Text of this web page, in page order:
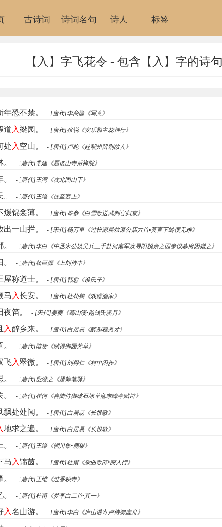
古诗词 诗词名句 诗人 标签
【入】字飞花令 - 包含【入】字的诗句
年恐不禁。 - [唐代]李商隐《写意》
道 入梁园。 - [唐代]张说《安乐郡主花烛行》
处 入 空山。 - [唐代]卢纶《赴虢州留别故人》
- [唐代]常建《题破山寺后禅院》
。 - [唐代]王湾《次北固山下》
- [唐代]王维《使至塞上》
锦衾薄。 - [唐代]岑参《白雪歌送武判官归京》
一山拦。 - [宋代]杨万里《过松源晨炊漆公店六首▪莫言下岭便无难》
- [唐代]李白《中丞宋公以吴兵三千赴河南军次寻阳脱余之囚参谋幕府因赠之》
- [唐代]杨巨源《上刘侍中》
屋称道士。 - [唐代]韩愈《谁氏子》
马 入长安。 - [唐代]杜荀鹤《戏赠渔家》
夜笛。 - [宋代]姜夔《蓦山溪•题钱氏溪月》
入醉乡来。 - [唐代]白居易《醉别程秀才》
- [唐代]陆贽《赋得御园芳草》
飞入翠微。 - [唐代]刘得仁《村中闲步》
- [唐代]殷潜之《题筹笔驿》
- [唐代]崔何《喜陆侍御破石埭草寇东峰亭赋诗》
处处闻。 - [唐代]白居易《长恨歌》
地求之遍。 - [唐代]白居易《长恨歌》
- [唐代]王维《辋川集•鹿柴》
马 入锦茵。 - [唐代]杜甫《杂曲歌辞•丽人行》
- [唐代]王维《过香积寺》
- [唐代]杜甫《梦李白二首•其一》
入名山游。 - [唐代]李白《庐山谣寄卢侍御虚舟》